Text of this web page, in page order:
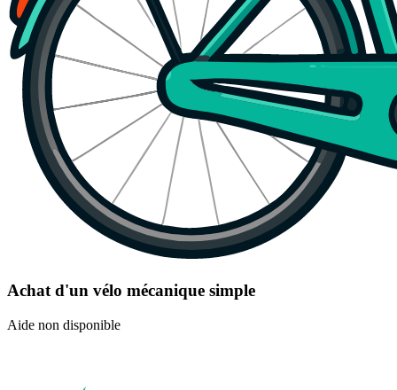
Achat d'un vélo mécanique simple
Aide non disponible